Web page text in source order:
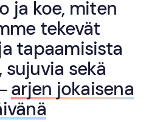
ja koe, miten
tekevät
tapaamisista
sujuvia sekä
arjen jokaisena